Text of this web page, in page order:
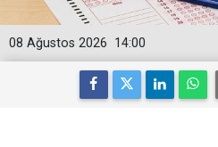
14:00
08 Ağustos 2026